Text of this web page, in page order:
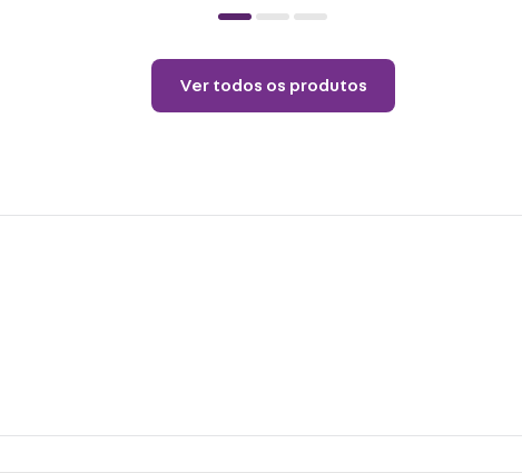
Ver todos os produtos